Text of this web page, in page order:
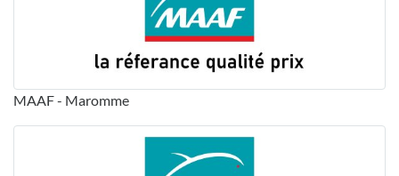
MAAF - Maromme